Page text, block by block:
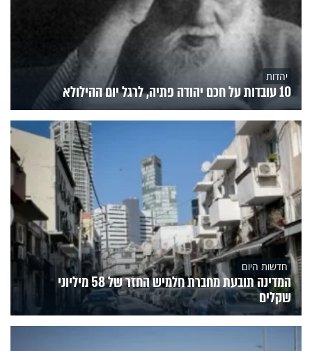
יהדות
10 עובדות על חכם יהודה פתיה, לרגל יום ההילולא
חדשות היום
המדינה תובעת מחברת חלמיש החזר של 58 מיליוני
שקלים